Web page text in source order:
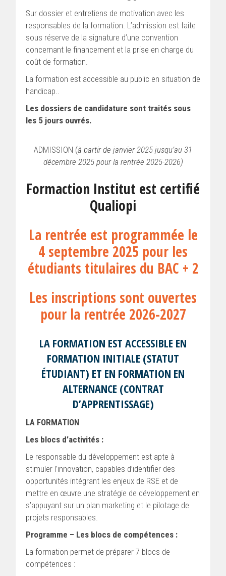
Sur dossier et entretiens de motivation avec les
responsables de la formation. L’admission est faite
sous réserve de la signature d’une convention
concernant le financement et la prise en charge du
coût de formation.
La formation est accessible au public en situation de
handicap..
Les dossiers de candidature sont traités sous
les 5 jours ouvrés.
ADMISSION (à partir de janvier 2025 jusqu’au 31
décembre 2025 pour la rentrée 2025-2026)
Formaction Institut est certifié
Qualiopi
La rentrée est programmée le
4 septembre 2025 pour les
étudiants titulaires du BAC + 2
Les inscriptions sont ouvertes
pour la rentrée 2026-2027
LA FORMATION EST ACCESSIBLE EN
FORMATION INITIALE (STATUT
ÉTUDIANT) ET EN FORMATION EN
ALTERNANCE (CONTRAT
D’APPRENTISSAGE)
LA FORMATION
Les blocs d’activités :
Le responsable du développement est apte à
stimuler l’innovation, capables d’identifier des
opportunités intégrant les enjeux de RSE et de
mettre en œuvre une stratégie de développement en
s’appuyant sur un plan marketing et le pilotage de
projets responsables.
Programme – Les blocs de compétences :
La formation permet de préparer 7 blocs de
compétences :